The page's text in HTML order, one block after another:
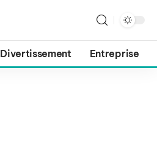
Divertissement Entreprise